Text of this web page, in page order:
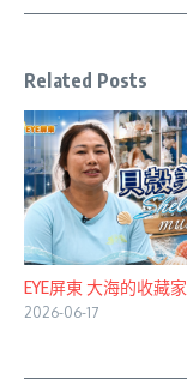
Related Posts
EYE屏東 大海的收藏家
2026-06-17